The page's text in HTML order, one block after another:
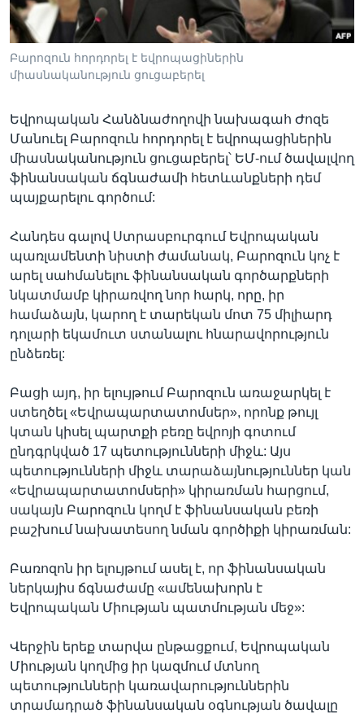
Լեզուներ
Բարոզուն հորդորել է եվրոպացիներին
միասնականություն ցուցաբերել
Եվրոպական Հանձնաժողովի նախագահ Ժոզե
Մանուել Բարոզուն հորդորել է եվրոպացիներին
միասնականություն ցուցաբերել՝ ԵՄ-ում ծավալվող
ֆինանսական ճգնաժամի հետևանքների դեմ
պայքարելու գործում:
Հանդես գալով Ստրասբուրգում Եվրոպական
պառլամենտի նիստի ժամանակ, Բարոզուն կոչ է
արել սահմանելու ֆինանսական գործարքների
նկատմամբ կիրառվող նոր հարկ, որը, իր
համաձայն, կարող է տարեկան մոտ 75 միլիարդ
դոլարի եկամուտ ստանալու հնարավորություն
ընձեռել:
Բացի այդ, իր ելույթում Բարոզուն առաջարկել է
ստեղծել «Եվրապարտատոմսեր», որոնք թույլ
կտան կիսել պարտքի բեռը եվրոյի գոտում
ընդգրկված 17 պետությունների միջև: Այս
պետությունների միջև տարաձայնություններ կան
«Եվրապարտատոմսերի» կիրառման հարցում,
սակայն Բարոզուն կողմ է ֆինանսական բեռի
բաշխում նախատեսող նման գործիքի կիրառման:
Բառոզոն իր ելույթում ասել է, որ ֆինանսական
ներկայիս ճգնաժամը «ամենախորն է
Եվրոպական Միության պատմության մեջ»:
Վերջին երեք տարվա ընթացքում, Եվրոպական
Միության կողմից իր կազմում մտնող
պետությունների կառավարություններին
տրամադրած ֆինանսական օգնության ծավալը